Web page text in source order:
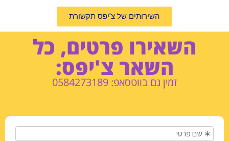
השירותים של צ'יפס תקשורת
השאירו פרטים, כל
השאר צ'יפס:
זמין גם בווטסאפ: 0584273189